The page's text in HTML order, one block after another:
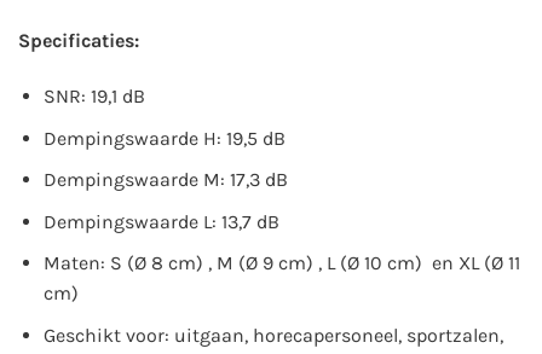
Specificaties:
SNR: 19,1 dB
Dempingswaarde H: 19,5 dB
Dempingswaarde M: 17,3 dB
Dempingswaarde L: 13,7 dB
Maten: S (Ø 8 cm) , M (Ø 9 cm) , L (Ø 10 cm) en XL (Ø 11
cm)
Geschikt voor: uitgaan, horecapersoneel, sportzalen,